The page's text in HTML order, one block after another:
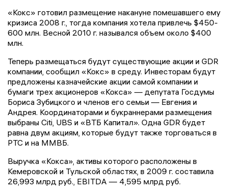
«Кокс» готовил размещение накануне помешавшего ему
кризиса 2008 г., тогда компания хотела привлечь $450-
600 млн. Весной 2010 г. назывался объем около $400
млн.
Теперь размещаться будут существующие акции и GDR
компании, сообщил «Кокс» в среду. Инвесторам будут
предложены казначейские акции самой компании и
бумаги трех акционеров «Кокса» — депутата Госдумы
Бориса Зубицкого и членов его семьи — Евгения и
Андрея. Координаторами и букраннерами размещения
выбраны Citi, UBS и «ВТБ Капитал». Одна GDR будет
равна двум акциям, которые будут также торговаться в
РТС и на ММВБ.
Выручка «Кокса», активы которого расположены в
Кемеровской и Тульской областях, в 2009 г. составила
26,993 млрд руб., EBITDA — 4,595 млрд руб.